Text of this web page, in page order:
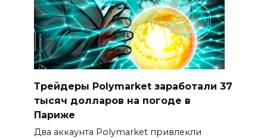
Трейдеры Polymarket заработали 37
тысяч долларов на погоде в
Париже
Два аккаунта Polymarket привлекли